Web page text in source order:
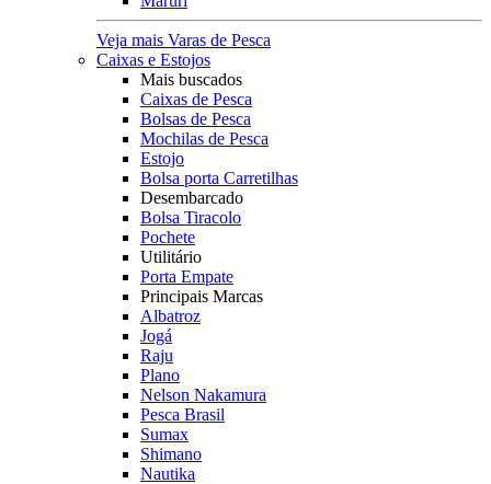
Veja mais Varas de Pesca
Caixas e Estojos
Mais buscados
Caixas de Pesca
Bolsas de Pesca
Mochilas de Pesca
Estojo
Bolsa porta Carretilhas
Desembarcado
Bolsa Tiracolo
Pochete
Utilitário
Porta Empate
Principais Marcas
Albatroz
Jogá
Raju
Plano
Nelson Nakamura
Pesca Brasil
Sumax
Shimano
Nautika